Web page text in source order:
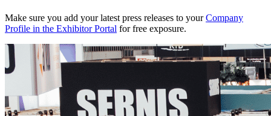
Make sure you add your latest press releases to yourCompany
Profile in the Exhibitor Portal for free exposure.